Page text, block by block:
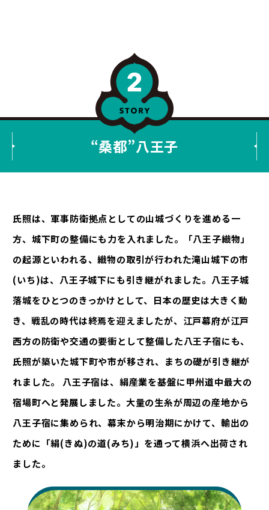
“桑都”八王子
氏照は、軍事防衛拠点としての山城づくりを進める一
方、城下町の整備にも力を入れました。「八王子織物」
の起源といわれる、織物の取引が行われた滝山城下の市
(いち)は、八王子城下にも引き継がれました。八王子城
落城をひとつのきっかけとして、日本の歴史は大きく動
き、戦乱の時代は終焉を迎えましたが、江戸幕府が江戸
西方の防衛や交通の要衝として整備した八王子宿にも、
氏照が築いた城下町や市が移され、まちの礎が引き継が
れました。 八王子宿は、絹産業を基盤に甲州道中最大の
宿場町へと発展しました。大量の生糸が周辺の産地から
八王子宿に集められ、幕末から明治期にかけて、輸出の
ために「絹(きぬ)の道(みち)」を通って横浜へ出荷され
ました。